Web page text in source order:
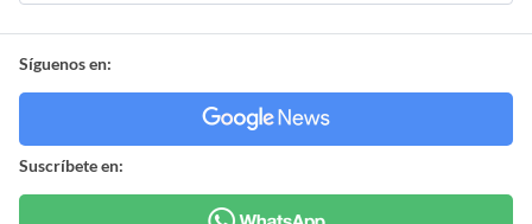
Síguenos en:
Suscríbete en: